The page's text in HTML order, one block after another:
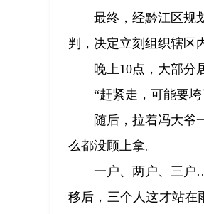
最终，经黔江区规
判，决定立刻组织辖区
晚上10点，大部分
“赶紧走，可能要
随后，拉着冯大爷
么都没顾上拿。
一户、两户、三户
移后，三个人这才站在